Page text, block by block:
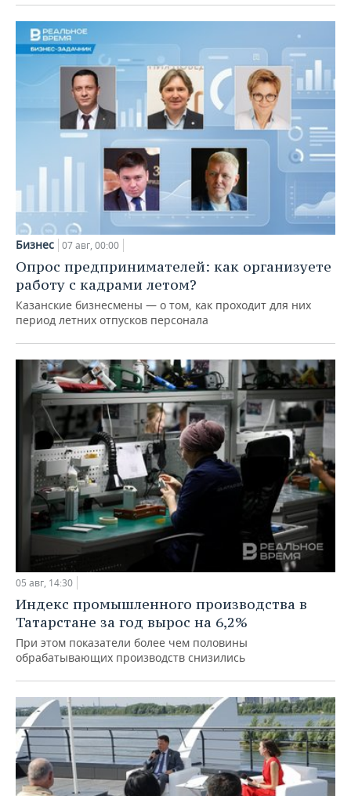
Бизнес 07 авг, 00:00
Опрос предпринимателей: как организуете
работу с кадрами летом?
Казанские бизнесмены — о том, как проходит для них
период летних отпусков персонала
05 авг, 14:30
Индекс промышленного производства в
Татарстане за год вырос на 6,2%
При этом показатели более чем половины
обрабатывающих производств снизились